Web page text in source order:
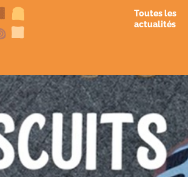
Toutes les
actualités